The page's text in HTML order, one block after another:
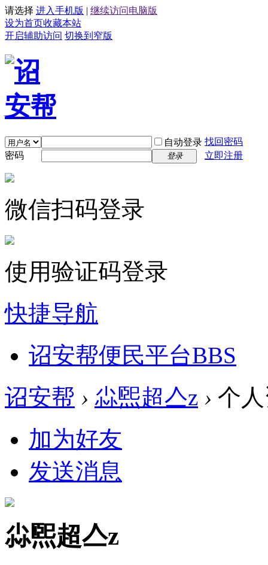
请选择 进入手机版 | 继续访问电脑版
设为首页收藏本站
开启辅助访问 切换到窄版
自动登录 找回密码
密码
登录 立即注册
微信扫码登录
使用验证码登录
快捷导航
诏安帮便民平台BBS
诏安帮 › 尛煕超亼z › 个
加为好友
发送消息
尛煕超亼z